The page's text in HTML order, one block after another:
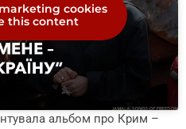
cookies
this content
альбом про Крим –